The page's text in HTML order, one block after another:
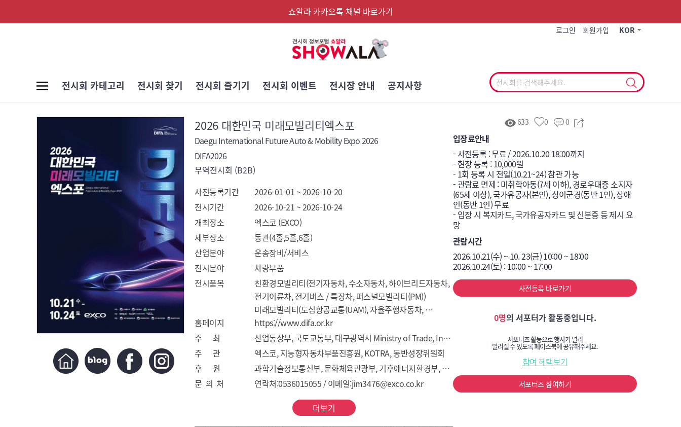
쇼알라 카카오톡 채널 바로가기
로그인 회원가입 KOR
전시회 카테고리 전시회 찾기 전시회 즐기기 전시회 이벤트 전시장 안내 공지사항
2026 대한민국 미래모빌리티엑스포
Daegu International Future Auto & Mobility Expo 2026
DIFA2026
무역전시회 (B2B)
사전등록기간
2026-01-01 ~ 2026-10-20
전시기간
2026-10-21 ~ 2026-10-24
개최장소
엑스코 (EXCO)
세부장소
동관(4홀,5홀,6홀)
산업분야
운송장비/서비스
전시분야
차량부품
전시품목
친환경모빌리티(전기자동차, 수소자동차, 하이브리드자동차,
전기이륜차, 전기버스 / 특장차, 퍼스널모빌리티(PM))
미래모빌리티(도심항공교통(UAM), 자율주행자동차,
자율주행 AI / SW / 센서 / 통신, 첨단운전자지원시스템
(ADAS), MaaS 플랫폼, SDV)
이차전지 / 부품 / 서비스(배터리·소재·부품·장비, 배터리팩 /
리사이클링, 전장부품 / 전동화 모터, 충전서비스 / 인프라,
수소 연료전지, 튜닝부품 및 주변기기)
홈페이지
https://www.difa.or.kr
주 최
산업통상부, 국토교통부, 대구광역시 Ministry of Trade, Industry and Resources / Ministry of Land, Infrastructure and Transport / Daegu Metropolitan City
주 관
엑스코, 지능형자동차부품진흥원, KOTRA, 동반성장위원회
후 원
과학기술정보통신부, 문화체육관광부, 기후에너지환경부, 중소벤처기업
문 의 처
연락처:0536015055 / 이메일:jim3476@exco.co.kr
더보기
633 0 0
입장료안내
- 사전등록 : 무료 / 2026.10.20 18:00까지
- 현장 등록 : 10,000원
- 1회 등록 시 전일(10.21~24) 참관 가능
- 관람료 면제 : 미취학아동(7세 이하), 경로우대증 소지자
(65세 이상), 국가유공자(본인), 상이군경(동반 1인), 장애
인(동반 1인) 무료
- 입장 시 복지카드, 국가유공자카드 및 신분증 등 제시 요
망
관람시간
2026.10.21(수) ~ 10. 23(금) 10:00 ~ 18:00
2026.10.24(토) : 10:00 ~ 17:00
사전등록 바로가기
0명의 서포터가 활동중입니다.
서포터즈 활동으로 행사가 널리
알려질 수 있도록 페이스북에 공유해주세요.
참여 혜택보기
서포터즈 참여하기